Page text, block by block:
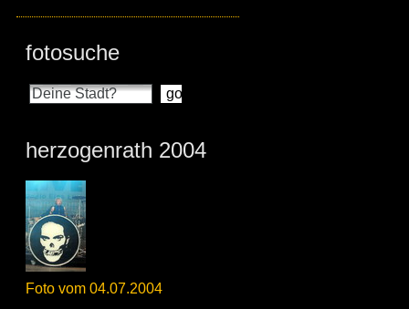
fotosuche
herzogenrath 2004
Foto vom 04.07.2004